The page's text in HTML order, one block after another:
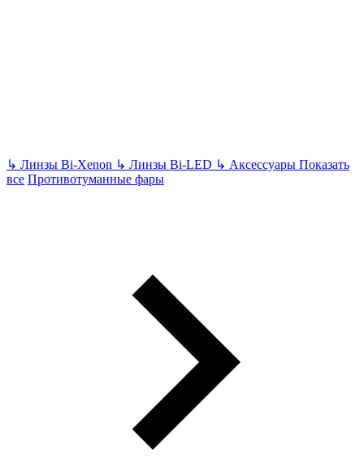
↳ Линзы Bi-Xenon ↳ Линзы Bi-LED ↳ Аксессуары Показать
все Противотуманные фары